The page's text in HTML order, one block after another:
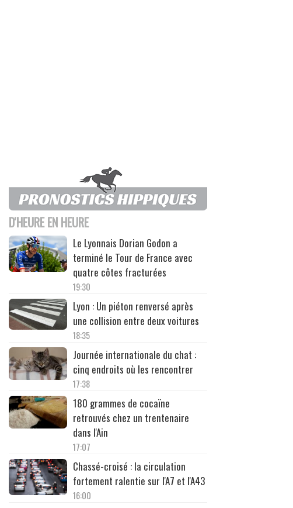
D'HEURE EN HEURE
Le Lyonnais Dorian Godon a
terminé le Tour de France avec
quatre côtes fracturées
19:30
Lyon : Un piéton renversé après
une collision entre deux voitures
18:35
Journée internationale du chat :
cinq endroits où les rencontrer
17:38
180 grammes de cocaïne
retrouvés chez un trentenaire
dans l'Ain
17:07
Chassé-croisé : la circulation
fortement ralentie sur l'A7 et l'A43
16:00